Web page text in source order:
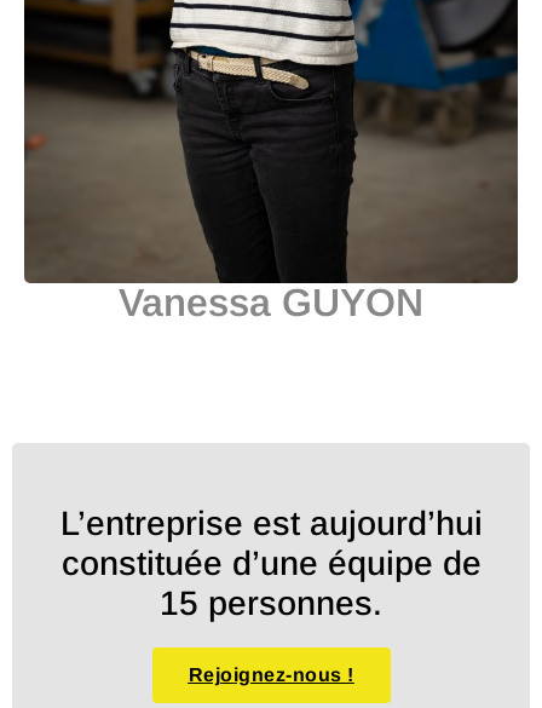
Vanessa GUYON
L’entreprise est aujourd’hui
constituée d’une équipe de
15 personnes.
Rejoignez-nous !